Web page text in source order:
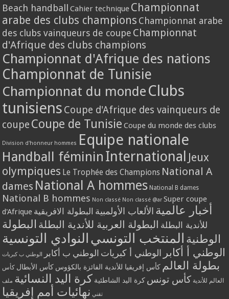
Beach handball Cahier technique Championnat
arabe des clubs champions Championnat arabe
des clubs vainqueurs de coupe Championnat
d'Afrique des clubs champions
Championnat d'Afrique des nations
Championnat de Tunisie
Championnat du monde Clubs
tunisiens Coupe d'Afrique des vainqueurs de
coupe Coupe de Tunisie Coupe du monde des clubs
Division d'honneur hommes Equipe nationale
Handball féminin International Jeux
olympiques Le Trophée des Champions National A
dames National A hommes National B dames
National B hommes Non classé Non classé @ar Super coupe
d'Afrique
أخبار عالمية الألعاب الأولمبية البطولة الافريقية
للأندية البطلة البطولة العربية للأندية البطلة البطولة
الوطنية المنتخب التونسي النوادي التونسية
الوطني أ أكابر الوطني أ كبريات الوطني ب أكابر الوطني ب كبريات
بطولة العالم كأس إفريقيا للأندية الفائزة بالكؤوس كأس الأبطال كأس
العالم للأندية كأس تونس كرة اليد الشاطئية كرة اليد النسائية ملف
تقني نهائيات أمم إفريقيا